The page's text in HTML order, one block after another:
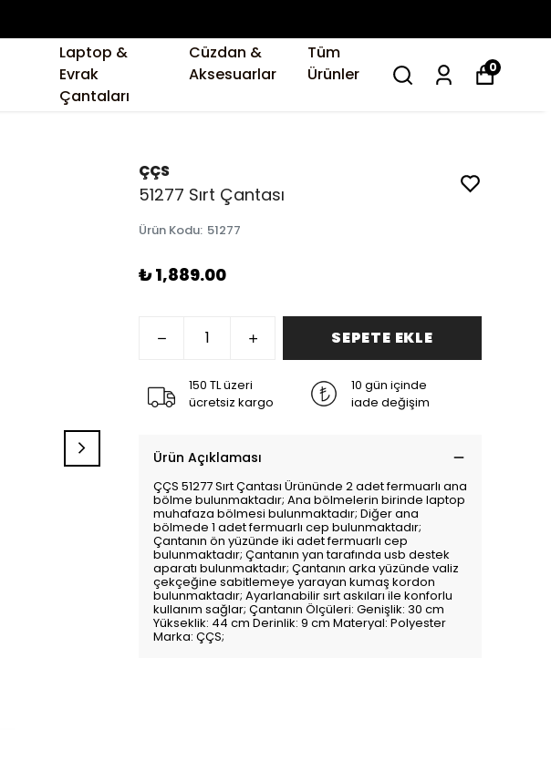
Laptop &
Evrak
Çantaları
Cüzdan &
Aksesuarlar
Tüm
Ürünler
0
ÇÇS
51277 Sırt Çantası
Ürün Kodu: 51277
₺ 1,889.00
SEPETE EKLE
150 TL üzeri
ücretsiz kargo
10 gün içinde
iade değişim
Ürün Açıklaması
ÇÇS 51277 Sırt Çantası Ürününde 2 adet fermuarlı ana
bölme bulunmaktadır; Ana bölmelerin birinde laptop
muhafaza bölmesi bulunmaktadır; Diğer ana
bölmede 1 adet fermuarlı cep bulunmaktadır;
Çantanın ön yüzünde iki adet fermuarlı cep
bulunmaktadır; Çantanın yan tarafında usb destek
aparatı bulunmaktadır; Çantanın arka yüzünde valiz
çekçeğine sabitlemeye yarayan kumaş kordon
bulunmaktadır; Ayarlanabilir sırt askıları ile konforlu
kullanım sağlar; Çantanın Ölçüleri: Genişlik: 30 cm
Yükseklik: 44 cm Derinlik: 9 cm Materyal: Polyester
Marka: ÇÇS;